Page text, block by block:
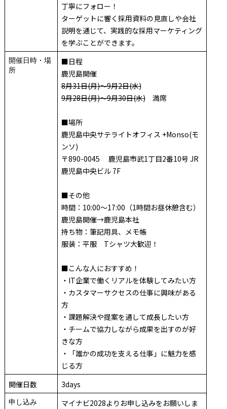
丁寧にフォロー！
ターゲットに響く採用資料の見直しや会社
説明を通じて、実践的な採用マーケティング
を学ぶことができます。
開催日時・場
所
■日程
鹿児島開催
8月31日(月)～9月2日(水)
9月28日(月)～9月30日(水)満席
■場所
鹿児島中央サテライトオフィス +Monso(モ
ンソ)
〒890-0045 鹿児島市武1丁目2番10号 JR
鹿児島中央ビル 7F
■その他
時間：10:00～17:00（1時間お昼休憩含む）
鹿児島開催→鹿児島本社
持ち物：筆記用具、メモ帳
服装：平服 Tシャツ大歓迎！
■こんな人におすすめ！
・IT企業で働くリアルを体験してみたい方
・カスタマーサクセスの仕事に興味がある
方
・課題解決や提案を通して成長したい方
・チームで協力しながら成果を出すのが好
きな方
・「誰かの成功を支える仕事」に魅力を感
じる方
開催日数
3days
申し込み
マイナビ2028よりお申し込みをお願いしま